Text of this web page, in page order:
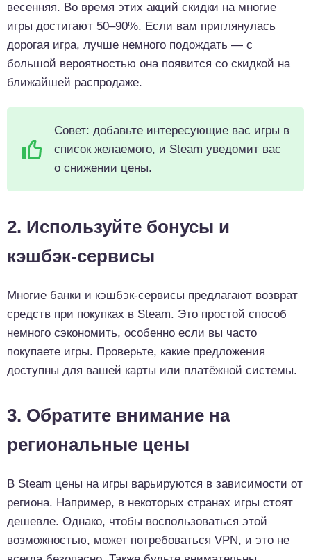
весенняя. Во время этих акций скидки на многие
игры достигают 50–90%. Если вам приглянулась
дорогая игра, лучше немного подождать — с
большой вероятностью она появится со скидкой на
ближайшей распродаже.
Совет: добавьте интересующие вас игры в
список желаемого, и Steam уведомит вас
о снижении цены.
2. Используйте бонусы и
кэшбэк-сервисы
Многие банки и кэшбэк-сервисы предлагают возврат
средств при покупках в Steam. Это простой способ
немного сэкономить, особенно если вы часто
покупаете игры. Проверьте, какие предложения
доступны для вашей карты или платёжной системы.
3. Обратите внимание на
региональные цены
В Steam цены на игры варьируются в зависимости от
региона. Например, в некоторых странах игры стоят
дешевле. Однако, чтобы воспользоваться этой
возможностью, может потребоваться VPN, и это не